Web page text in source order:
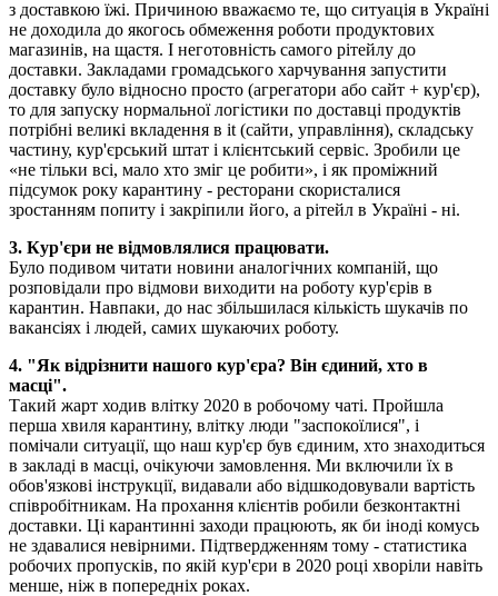
з доставкою їжі. Причиною вважаємо те, що ситуація в Україні
не доходила до якогось обмеження роботи продуктових
магазинів, на щастя. І неготовність самого рітейлу до
доставки. Закладами громадського харчування запустити
доставку було відносно просто (агрегатори або сайт + кур'єр),
то для запуску нормальної логістики по доставці продуктів
потрібні великі вкладення в it (сайти, управління), складську
частину, кур'єрський штат і клієнтський сервіс. Зробили це
«не тільки всі, мало хто зміг це робити», і як проміжний
підсумок року карантину - ресторани скористалися
зростанням попиту і закріпили його, а рітейл в Україні - ні.
3. Кур'єри не відмовлялися працювати.
Було подивом читати новини аналогічних компаній, що
розповідали про відмови виходити на роботу кур'єрів в
карантин. Навпаки, до нас збільшилася кількість шукачів по
вакансіях і людей, самих шукаючих роботу.
4. "Як відрізнити нашого кур'єра? Він єдиний, хто в
масці".
Такий жарт ходив влітку 2020 в робочому чаті. Пройшла
перша хвиля карантину, влітку люди "заспокоїлися", і
помічали ситуації, що наш кур'єр був єдиним, хто знаходиться
в закладі в масці, очікуючи замовлення. Ми включили їх в
обов'язкові інструкції, видавали або відшкодовували вартість
співробітникам. На прохання клієнтів робили безконтактні
доставки. Ці карантинні заходи працюють, як би іноді комусь
не здавалися невірними. Підтвердженням тому - статистика
робочих пропусків, по якій кур'єри в 2020 році хворіли навіть
менше, ніж в попередніх роках.